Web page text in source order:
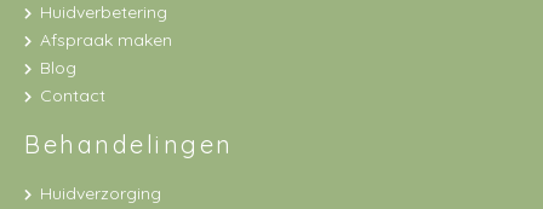
Huidverbetering
Afspraak maken
Blog
Contact
Behandelingen
Huidverzorging